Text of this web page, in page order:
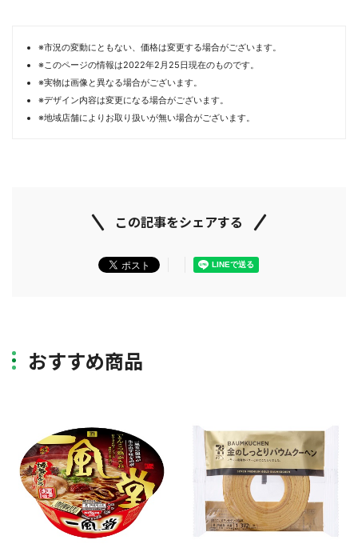
※市況の変動にともない、価格は変更する場合がございます。
※このページの情報は2022年2月25日現在のものです。
※実物は画像と異なる場合がございます。
※デザイン内容は変更になる場合がございます。
※地域店舗によりお取り扱いが無い場合がございます。
この記事をシェアする
おすすめ商品